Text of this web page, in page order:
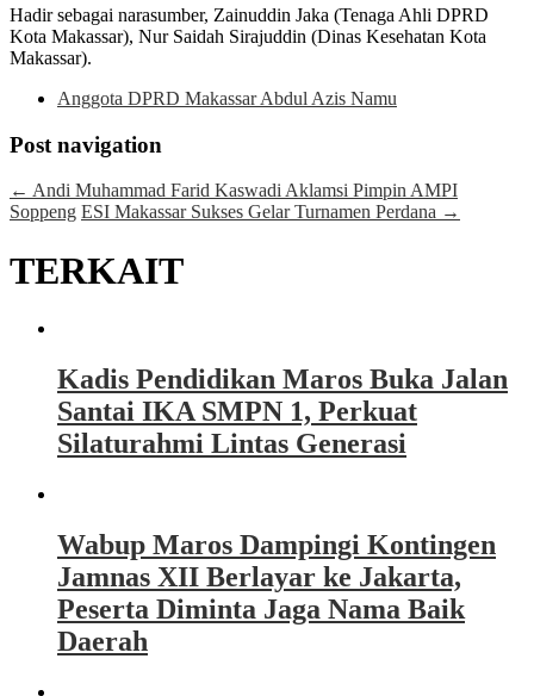
Hadir sebagai narasumber, Zainuddin Jaka (Tenaga Ahli DPRD
Kota Makassar), Nur Saidah Sirajuddin (Dinas Kesehatan Kota
Makassar).
Anggota DPRD Makassar Abdul Azis Namu
Post navigation
← Andi Muhammad Farid Kaswadi Aklamsi Pimpin AMPI
Soppeng ESI Makassar Sukses Gelar Turnamen Perdana →
TERKAIT
Kadis Pendidikan Maros Buka Jalan
Santai IKA SMPN 1, Perkuat
Silaturahmi Lintas Generasi
Wabup Maros Dampingi Kontingen
Jamnas XII Berlayar ke Jakarta,
Peserta Diminta Jaga Nama Baik
Daerah